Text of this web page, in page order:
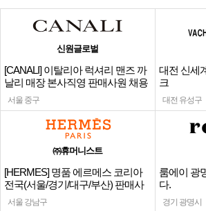
신원글로벌
[CANALI] 이탈리아 럭셔리 맨즈 까
날리 매장 본사직영 판매사원 채용
서울 중구
대전 신세
크
대전 유성구
㈜휴머니스트
[HERMES] 명품 에르메스 코리아
전국(서울/경기/대구/부산) 판매사
원
서울 강남구
룸에이 광
다.
경기 광명시